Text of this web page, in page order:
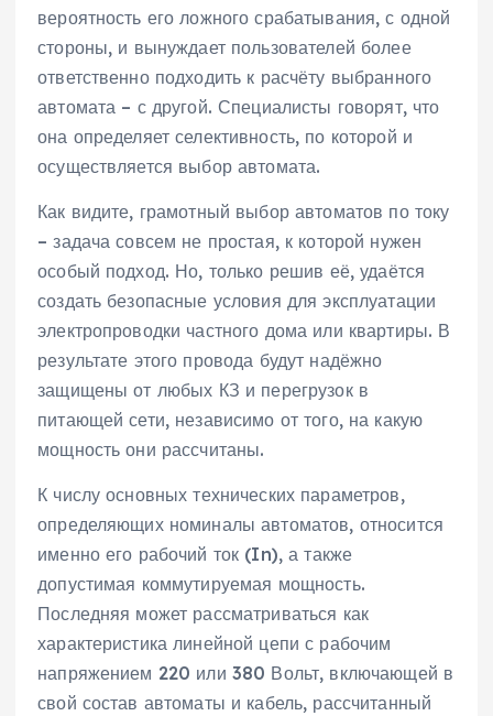
вероятность его ложного срабатывания, с одной
стороны, и вынуждает пользователей более
ответственно подходить к расчёту выбранного
автомата – с другой. Специалисты говорят, что
она определяет селективность, по которой и
осуществляется выбор автомата.
Как видите, грамотный выбор автоматов по току
– задача совсем не простая, к которой нужен
особый подход. Но, только решив её, удаётся
создать безопасные условия для эксплуатации
электропроводки частного дома или квартиры. В
результате этого провода будут надёжно
защищены от любых КЗ и перегрузок в
питающей сети, независимо от того, на какую
мощность они рассчитаны.
К числу основных технических параметров,
определяющих номиналы автоматов, относится
именно его рабочий ток (In), а также
допустимая коммутируемая мощность.
Последняя может рассматриваться как
характеристика линейной цепи с рабочим
напряжением 220 или 380 Вольт, включающей в
свой состав автоматы и кабель, рассчитанный